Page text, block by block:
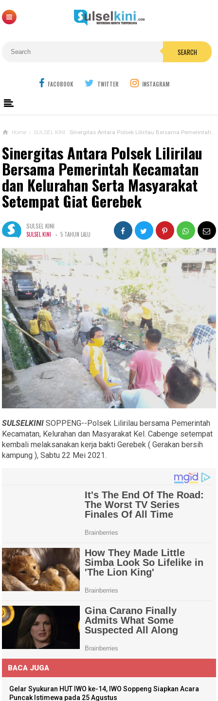
SEARCH
FACOBOOK TWITTER INSTAGRAM
Home › SULSEL KINI Sinergitas Antara Polsek Lilirilau Bersama Pemerintah Kecamatan dan Kelurahan Serta Masyarakat Setempat Giat Gerebek
Sinergitas Antara Polsek Lilirilau
Bersama Pemerintah Kecamatan
dan Kelurahan Serta Masyarakat
Setempat Giat Gerebek
SULSEL KINI
SULSEL KINI - 5 TAHUN LALU
SULSELKINI SOPPENG--Polsek Lilirilau bersama Pemerintah
Kecamatan, Kelurahan dan Masyarakat Kel. Cabenge setempat
kembali melaksanakan kerja bakti Gerebek ( Gerakan bersih
kampung ), Sabtu 22 Mei 2021.
BACA JUGA
Gelar Syukuran HUT IWO ke-14, IWO Soppeng Siapkan Acara
Puncak Istimewa pada 25 Agustus